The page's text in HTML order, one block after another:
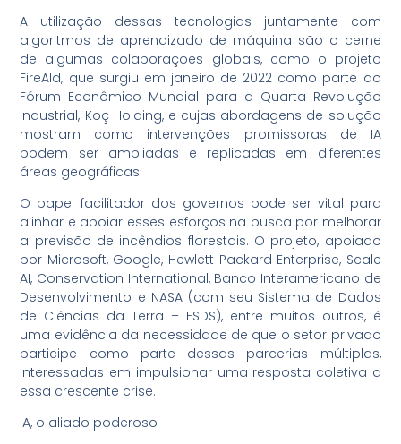
A utilização dessas tecnologias juntamente com
algoritmos de aprendizado de máquina são o cerne
de algumas colaborações globais, como o projeto
FireAId, que surgiu em janeiro de 2022 como parte do
Fórum Econômico Mundial para a Quarta Revolução
Industrial, Koç Holding, e cujas abordagens de solução
mostram como intervenções promissoras de IA
podem ser ampliadas e replicadas em diferentes
áreas geográficas.
O papel facilitador dos governos pode ser vital para
alinhar e apoiar esses esforços na busca por melhorar
a previsão de incêndios florestais. O projeto, apoiado
por Microsoft, Google, Hewlett Packard Enterprise, Scale
AI, Conservation International, Banco Interamericano de
Desenvolvimento e NASA (com seu Sistema de Dados
de Ciências da Terra – ESDS), entre muitos outros, é
uma evidência da necessidade de que o setor privado
participe como parte dessas parcerias múltiplas,
interessadas em impulsionar uma resposta coletiva a
essa crescente crise.
IA, o aliado poderoso